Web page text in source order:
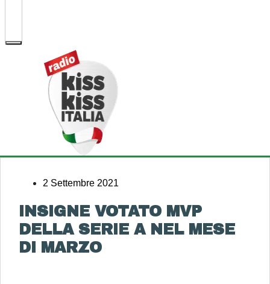
2 Settembre 2021
INSIGNE VOTATO MVP
DELLA SERIE A NEL MESE
DI MARZO